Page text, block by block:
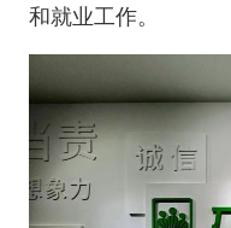
和就业工作。